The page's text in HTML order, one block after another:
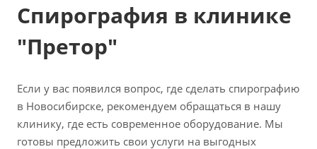
Спирография в клинике
"Претор"
Если у вас появился вопрос, где сделать спирографию
в Новосибирске, рекомендуем обращаться в нашу
клинику, где есть современное оборудование. Мы
готовы предложить свои услуги на выгодных